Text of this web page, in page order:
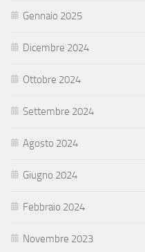
Gennaio 2025
Dicembre 2024
Ottobre 2024
Settembre 2024
Agosto 2024
Giugno 2024
Febbraio 2024
Novembre 2023